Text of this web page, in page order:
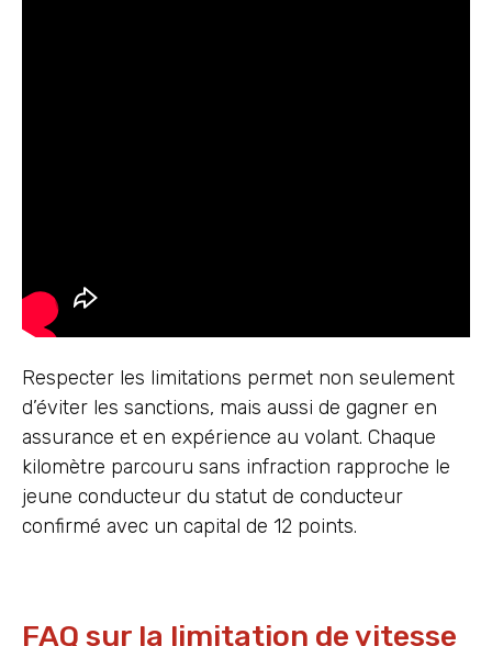
Respecter les limitations permet non seulement
d’éviter les sanctions, mais aussi de gagner en
assurance et en expérience au volant. Chaque
kilomètre parcouru sans infraction rapproche le
jeune conducteur du statut de conducteur
confirmé avec un capital de 12 points.
FAQ sur la limitation de vitesse